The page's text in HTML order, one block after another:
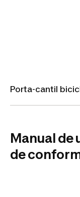
Porta-cantil
Manual
de